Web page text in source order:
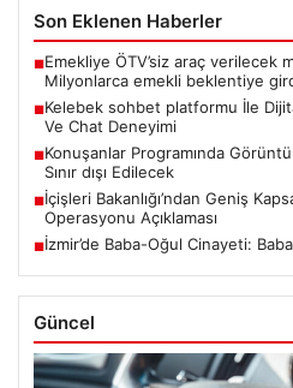
Son Eklenen Haberler
■Emekliye ÖTV’siz araç verilecek
Milyonlarca emekli beklentiye
■Kelebek sohbet platformu İle
Ve Chat Deneyimi
■Konuşanlar Programında
Sınır dışı Edilecek
■İçişleri Bakanlığı’ndan Geniş
Operasyonu Açıklaması
■İzmir’de Baba-Oğul Cinayeti:
Güncel